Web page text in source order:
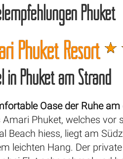
Phuket
Phuket Resort
in Phuket am Strand
Oase der Ruhe
Amari Phuket, welches vor
Beach hiess, liegt am
leichten Hang. Der